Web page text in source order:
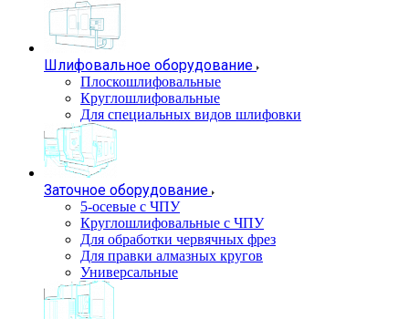
Шлифовальное оборудование
Плоскошлифовальные
Круглошлифовальные
Для специальных видов шлифовки
Заточное оборудование
5-осевые с ЧПУ
Круглошлифовальные с ЧПУ
Для обработки червячных фрез
Для правки алмазных кругов
Универсальные